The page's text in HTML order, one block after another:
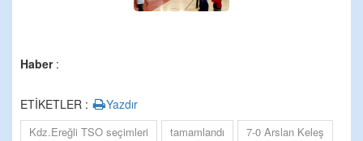
Haber:
ETİKETLER : Yazdır
Kdz.Ereğli TSO seçimleri tamamlandı
7-0 Arslan Keleş